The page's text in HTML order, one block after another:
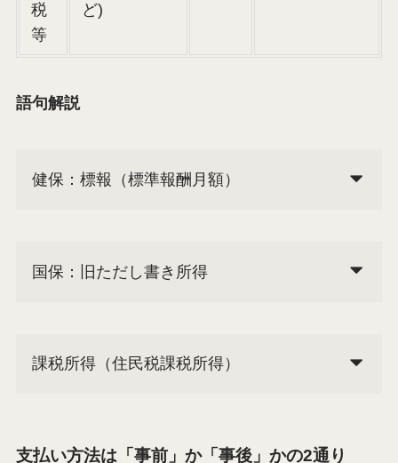
税
等
ど)
語句解説
健保：標報（標準報酬月額）
国保：旧ただし書き所得
課税所得（住民税課税所得）
支払い方法は「事前」か「事後」かの2通り